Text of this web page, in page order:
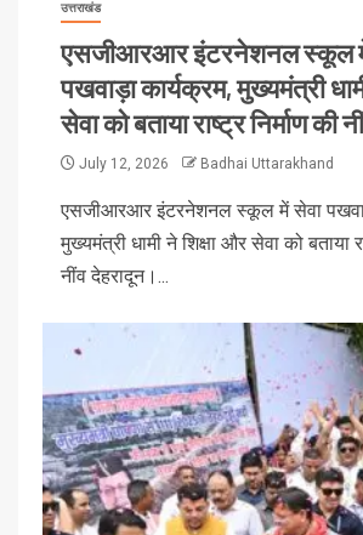
उत्तराखंड
एसजीआरआर इंटरनेशनल स्कूल
पखवाड़ा कार्यक्रम, मुख्यमंत्री
सेवा को बताया राष्ट्र निर्माण की
July 12, 2026 Badhai Uttarakhand
एसजीआरआर इंटरनेशनल स्कूल में सेवा
मुख्यमंत्री धामी ने शिक्षा और सेवा को बताया
नींव देहरादून।...